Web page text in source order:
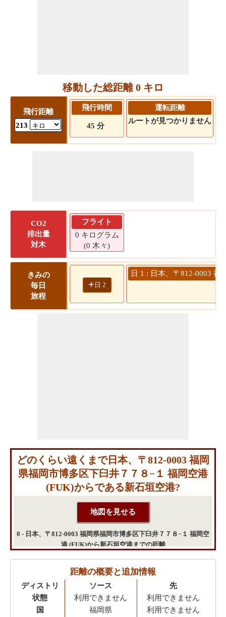
移動した総距離 0 キロ
飛行距離
213
飛行時間
45 分
運転距離
ルートが見つかりません
CO2
排出量
対木
フライト
0 キログラム
(0 木々)
きみの
毎日
旅程
+ 日 2
日 1 : 日本、〒812-0003
どのくらい遠くまで日本、〒812-0003 福岡
県福岡市博多区下臼井７７８−１ 福岡空港
(FUK)からである新石垣空港?
0 - 日本、〒812-0003 福岡県福岡市博多区下臼井７７８−１ 福岡空
港 (FUK)から新石垣空港までの距離
距離の概要と追加情報
ディストリ
状態
国
ソース
利用できません
福岡県
先
利用できません
利用できません